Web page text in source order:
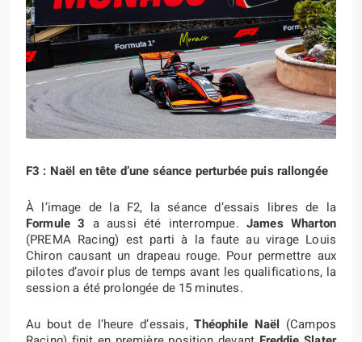
F3 : Naël en tête d’une séance perturbée puis rallongée
À l’image de la F2, la séance d’essais libres de la
Formule 3 a aussi été interrompue. James Wharton
(PREMA Racing) est parti à la faute au virage Louis
Chiron causant un drapeau rouge. Pour permettre aux
pilotes d’avoir plus de temps avant les qualifications, la
session a été prolongée de 15 minutes.
Au bout de l’heure d’essais,Théophile Naël (Campos